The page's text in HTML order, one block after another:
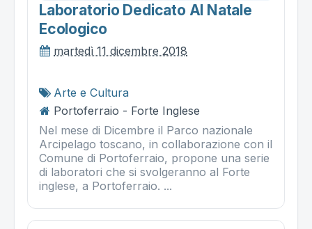
Laboratorio Dedicato Al Natale
Ecologico
martedì 11 dicembre 2018
Arte e Cultura
Portoferraio - Forte Inglese
Nel mese di Dicembre il Parco nazionale
Arcipelago toscano, in collaborazione con il
Comune di Portoferraio, propone una serie
di laboratori che si svolgeranno al Forte
inglese, a Portoferraio. ...